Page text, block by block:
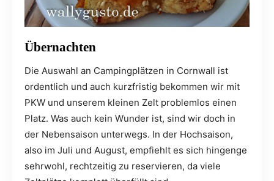
Übernachten
Die Auswahl an Campingplätzen in Cornwall ist
ordentlich und auch kurzfristig bekommen wir mit
PKW und unserem kleinen Zelt problemlos einen
Platz. Was auch kein Wunder ist, sind wir doch in
der Nebensaison unterwegs. In der Hochsaison,
also im Juli und August, empfiehlt es sich hingenge
sehrwohl, rechtzeitig zu reservieren, da viele